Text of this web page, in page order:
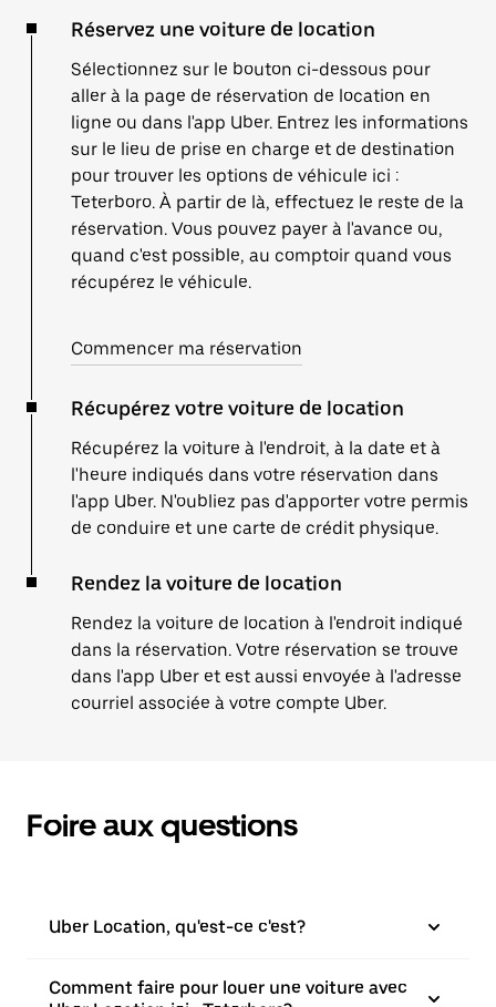
Réservez une voiture de location
Sélectionnez sur le bouton ci-dessous pour
aller à la page de réservation de location en
ligne ou dans l'app Uber. Entrez les informations
sur le lieu de prise en charge et de destination
pour trouver les options de véhicule ici :
Teterboro. À partir de là, effectuez le reste de la
réservation. Vous pouvez payer à l'avance ou,
quand c'est possible, au comptoir quand vous
récupérez le véhicule.
Commencer ma réservation
Récupérez votre voiture de location
Récupérez la voiture à l'endroit, à la date et à
l'heure indiqués dans votre réservation dans
l'app Uber. N'oubliez pas d'apporter votre permis
de conduire et une carte de crédit physique.
Rendez la voiture de location
Rendez la voiture de location à l'endroit indiqué
dans la réservation. Votre réservation se trouve
dans l'app Uber et est aussi envoyée à l'adresse
courriel associée à votre compte Uber.
Foire aux questions
Uber Location, qu'est-ce c'est?
Comment faire pour louer une voiture avec